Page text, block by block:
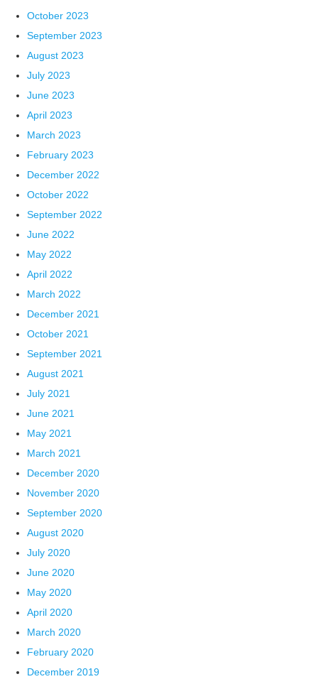
October 2023
September 2023
August 2023
July 2023
June 2023
April 2023
March 2023
February 2023
December 2022
October 2022
September 2022
June 2022
May 2022
April 2022
March 2022
December 2021
October 2021
September 2021
August 2021
July 2021
June 2021
May 2021
March 2021
December 2020
November 2020
September 2020
August 2020
July 2020
June 2020
May 2020
April 2020
March 2020
February 2020
December 2019